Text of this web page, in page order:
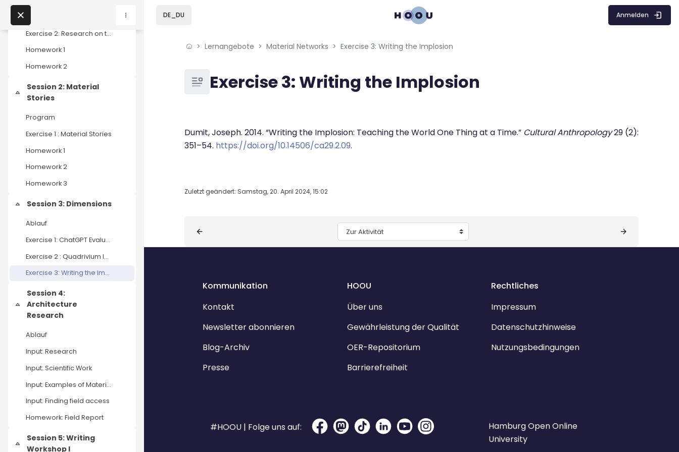
Home
Lernangebote
Podcasts
Meine Lernangebote
News
Veranstaltungen
Über uns
Kontakt
Exercise 2: Research on three projects / initiatives
Homework 1
Homework 2
Einklappen
Session 2: Material
Stories
Program
Exercise 1 : Material Stories
Homework 1
Homework 2
Homework 3
Einklappen
Session 3: Dimensions
Ablauf
Exercise 1: ChatGPT Evaluation
Exercise 2 : Quadrivium Industrial Complex
Exercise 3: Writing the Implosion
Einklappen
Session 4:
Architecture
Research
Ablauf
Input: Research
Input: Scientific Work
Input: Examples of Material Stories
Input: Finding field access
Homework: Field Report
Einklappen
Session 5: Writing
Workshop I
DE_DU Anmelden
Lernangebote Material Networks Exercise 3: Writing the Implosion
BlöckeExercise 3: Writing the Implosion
Dumit, Joseph. 2014. “Writing the Implosion: Teaching the World One Thing at a Time.” Cultural Anthropology29 (2):
351–54. https://doi.org/10.14506/ca29.2.09.
Zuletzt geändert: Samstag, 20. April 2024, 15:02
Blöcke Zur Aktivität
Kommunikation
Kontakt
Newsletter abonnieren
Blog-Archiv
Presse
HOOU
Über uns
Gewährleistung der Qualität
OER-Repositorium
Barrierefreiheit
Rechtliches
Impressum
Datenschutzhinweise
Nutzungsbedingungen
#HOOU | Folge uns auf:
Hamburg Open Online
University